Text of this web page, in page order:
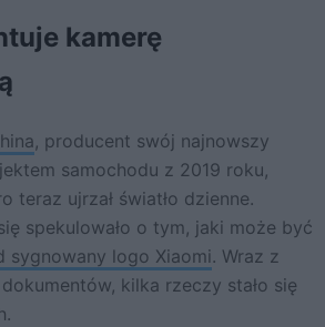
kamerę
, producent swój najnowszy
samochodu z 2019 roku,
teraz ujrzał światło dzienne.
spekulowało o tym, jaki może być
sygnowany logo Xiaomi. Wraz z
kilka rzeczy stało się